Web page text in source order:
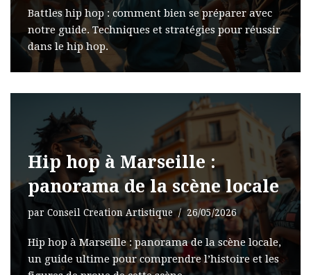
Battles hip hop : comment bien se préparer avec
notre guide. Techniques et stratégies pour réussir
dans le hip hop.
Hip hop à Marseille :
panorama de la scène locale
par Conseil Creation Artistique 26/05/2026
Hip hop à Marseille : panorama de la scène locale,
un guide ultime pour comprendre l’histoire et les